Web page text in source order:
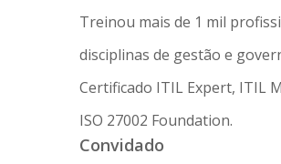
Treinou mais de 1 mil
disciplinas de gestão e
Certificado ITIL Expert, ITIL
ISO 27002 Foundation.
Convidado